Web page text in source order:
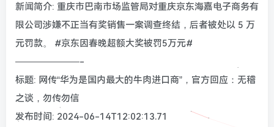
新闻简介: 重庆市巴南市场监管局对重庆京东海嘉电子商务有
限公司涉嫌不正当有奖销售一案调查终结，后者被处以 5 万
元罚款。 #京东因春晚超额大奖被罚5万元#
———————-
标题: 网传“华为是国内最大的牛肉进口商”，官方回应：无稽
之谈，勿传勿信
发布时间: 2024-06-14T12:02:13.71